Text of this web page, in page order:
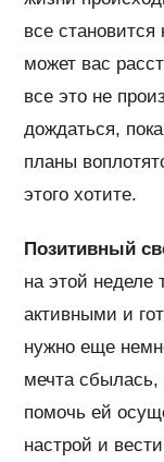
все
может вас
все это не
дождаться,
планы
этого хотите.
Позитивный
на этой неделе
активными и
нужно еще
мечта сбылась,
помочь ей
настрой и